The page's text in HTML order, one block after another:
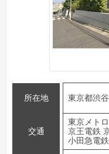
所在地 東京都渋
交通
東京メト
京王電鉄
小田急電